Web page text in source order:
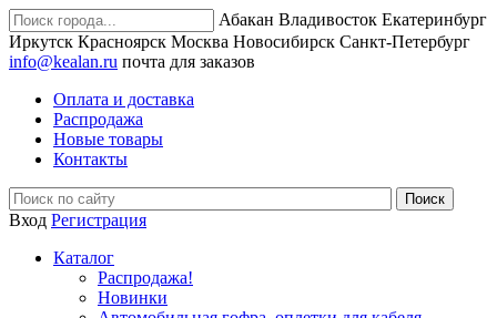
Абакан Владивосток Екатеринбург
Иркутск Красноярск Москва Новосибирск Санкт-Петербург
info@kealan.ru почта для заказов
Оплата и доставка
Распродажа
Новые товары
Контакты
Вход Регистрация
Каталог
Распродажа!
Новинки